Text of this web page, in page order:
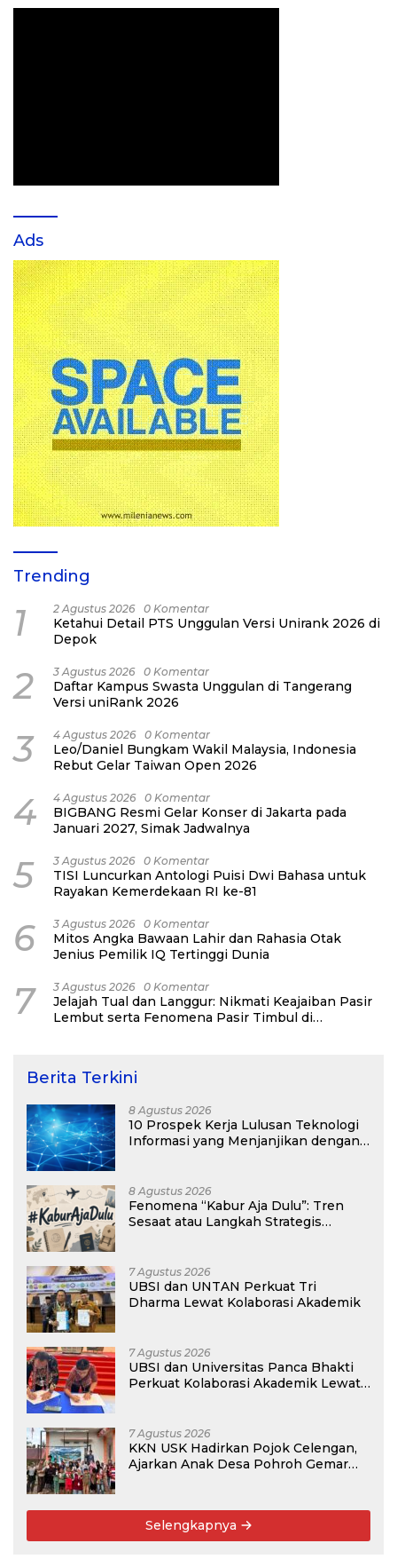
Ads
Trending
1 2 Agustus 2026 0 Komentar
Ketahui Detail PTS Unggulan Versi Unirank 2026 di
Depok
2 3 Agustus 2026 0 Komentar
Daftar Kampus Swasta Unggulan di Tangerang
Versi uniRank 2026
3 4 Agustus 2026 0 Komentar
Leo/Daniel Bungkam Wakil Malaysia, Indonesia
Rebut Gelar Taiwan Open 2026
4 4 Agustus 2026 0 Komentar
BIGBANG Resmi Gelar Konser di Jakarta pada
Januari 2027, Simak Jadwalnya
5 3 Agustus 2026 0 Komentar
TISI Luncurkan Antologi Puisi Dwi Bahasa untuk
Rayakan Kemerdekaan RI ke-81
6 3 Agustus 2026 0 Komentar
Mitos Angka Bawaan Lahir dan Rahasia Otak
Jenius Pemilik IQ Tertinggi Dunia
7 3 Agustus 2026 0 Komentar
Jelajah Tual dan Langgur: Nikmati Keajaiban Pasir
Lembut serta Fenomena Pasir Timbul di
Berita Terkini
8 Agustus 2026
10 Prospek Kerja Lulusan Teknologi
Informasi yang Menjanjikan dengan
8 Agustus 2026
Fenomena “Kabur Aja Dulu”: Tren
Sesaat atau Langkah Strategis
7 Agustus 2026
UBSI dan UNTAN Perkuat Tri
Dharma Lewat Kolaborasi Akademik
7 Agustus 2026
UBSI dan Universitas Panca Bhakti
Perkuat Kolaborasi Akademik Lewat
7 Agustus 2026
KKN USK Hadirkan Pojok Celengan,
Ajarkan Anak Desa Pohroh Gemar
Selengkapnya